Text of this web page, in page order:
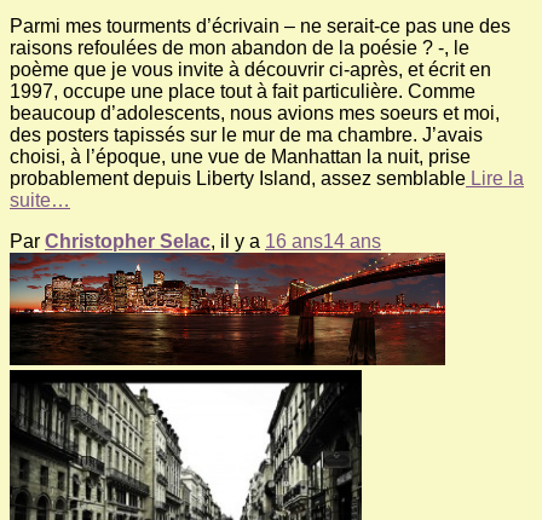
Parmi mes tourments d’écrivain – ne serait-ce pas une des
raisons refoulées de mon abandon de la poésie ? -, le
poème que je vous invite à découvrir ci-après, et écrit en
1997, occupe une place tout à fait particulière. Comme
beaucoup d’adolescents, nous avions mes soeurs et moi,
des posters tapissés sur le mur de ma chambre. J’avais
choisi, à l’époque, une vue de Manhattan la nuit, prise
probablement depuis Liberty Island, assez semblable Lire la
suite…
Par Christopher Selac, il y a 16 ans14 ans